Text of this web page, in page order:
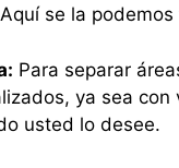
se la
Para separar
ya sea
usted lo desee.